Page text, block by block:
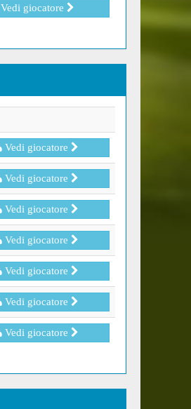
Vedi giocatore
Vedi giocatore
Vedi giocatore
Vedi giocatore
Vedi giocatore
Vedi giocatore
Vedi giocatore
Vedi giocatore